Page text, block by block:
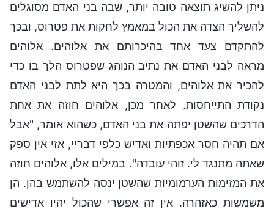
ניתן להשיג תוצאה טובה יותר, שבה בני האדם מסוגלים
להשליך הצדה את הכול במאמץ לחקות את פטרוס, ובכך
להתקדם צעד אחד בהיכרותם את אלוהים. אלוהים
מראה לבני האדם את נתיב הנוהג שפטרוס הלך בו כדי
להכיר את אלוהים, והמטרה בכך היא לתת לבני האדם
נקודת התייחסות. לאחר מכן, אלוהים חוזה את אחת
הדרכים שהשטן יפתה את בני האדם, כשהוא אומר, "אבל
אם תהיה חסר אכפתיות ואדיש כלפי דבריי, אזי אין ספק
שאתה מתנגד לי. זוהי עובדה". במילים אלו, אלוהים חוזה
את המזימות הערמומיות שהשטן ינסה להשתמש בהן. הן
משמשות כאזהרה. אין זה אפשרי שהכול יהיו אדישים